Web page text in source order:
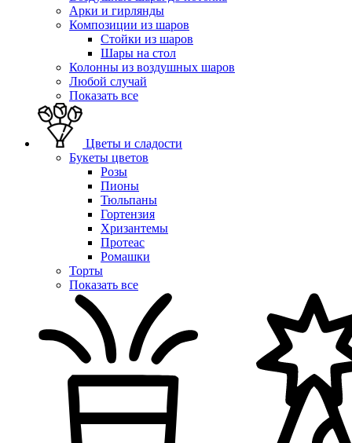
Арки и гирлянды
Композиции из шаров
Стойки из шаров
Шары на стол
Колонны из воздушных шаров
Любой случай
Показать все
Цветы и сладости
Букеты цветов
Розы
Пионы
Тюльпаны
Гортензия
Хризантемы
Протеас
Ромашки
Торты
Показать все